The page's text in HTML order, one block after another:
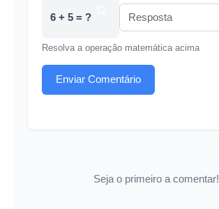
6 + 5 = ?
Resolva a operação matemática acima
Enviar Comentário
Seja o primeiro a comentar!